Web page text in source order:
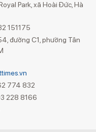
Park, xã Hoài Đức, Hà
151175
đường C1, phường Tân
774 832
228 8166